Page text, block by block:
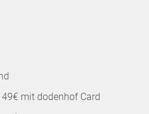
mit dodenhof Card